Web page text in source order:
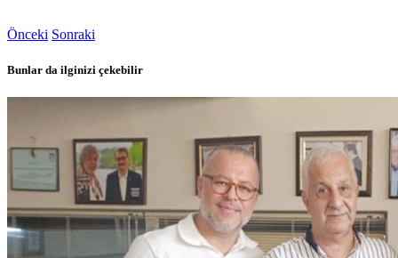
Önceki Sonraki
Bunlar da ilginizi çekebilir